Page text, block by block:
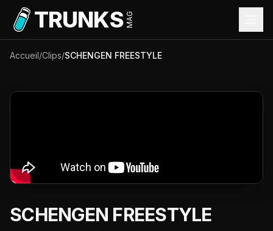
Aller au contenu principal
TRUNKSMAG
Accueil/Clips/SCHENGEN FREESTYLE
SCHENGEN FREESTYLE